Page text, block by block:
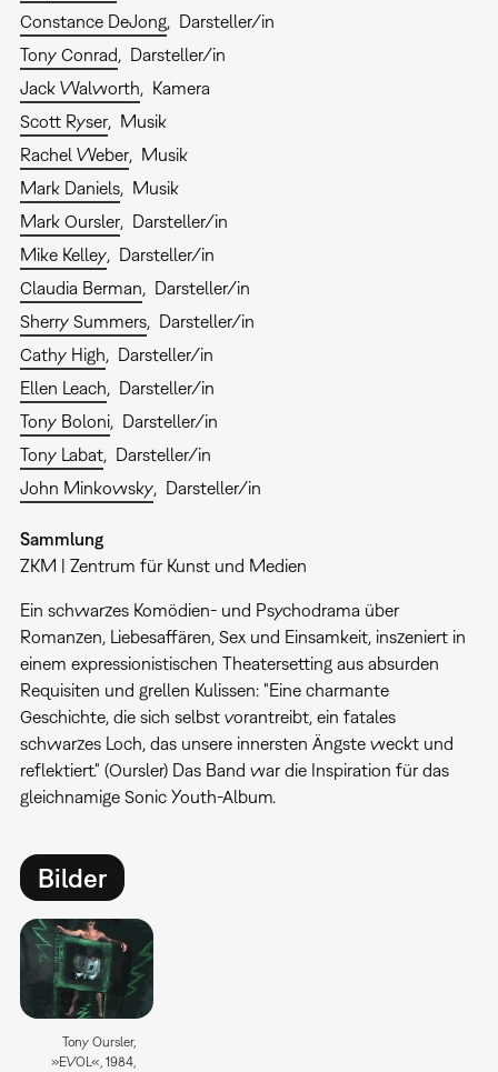
Constance DeJong
Darsteller/in
Tony Conrad
Darsteller/in
Jack Walworth
Kamera
Scott Ryser
Musik
Rachel Weber
Musik
Mark Daniels
Musik
Mark Oursler
Darsteller/in
Mike Kelley
Darsteller/in
Claudia Berman
Darsteller/in
Sherry Summers
Darsteller/in
Cathy High
Darsteller/in
Ellen Leach
Darsteller/in
Tony Boloni
Darsteller/in
Tony Labat
Darsteller/in
John Minkowsky
Darsteller/in
Sammlung
ZKM | Zentrum für Kunst und Medien
Ein schwarzes Komödien- und Psychodrama über
Romanzen, Liebesaffären, Sex und Einsamkeit, inszeniert in
einem expressionistischen Theatersetting aus absurden
Requisiten und grellen Kulissen: "Eine charmante
Geschichte, die sich selbst vorantreibt, ein fatales
schwarzes Loch, das unsere innersten Ängste weckt und
reflektiert." (Oursler) Das Band war die Inspiration für das
gleichnamige Sonic Youth-Album.
Bilder
Tony Oursler,
»EVOL«, 1984,